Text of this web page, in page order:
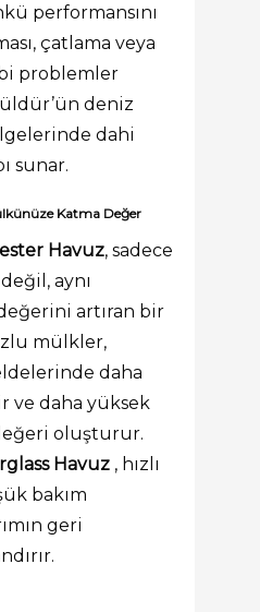
performansını
çatlama veya
problemler
deniz
dahi
sunar.
Katma Değer
Havuz, sadece
aynı
artıran bir
mülkler,
daha
ve daha yüksek
oluşturur.
Havuz, hızlı
bakım
geri